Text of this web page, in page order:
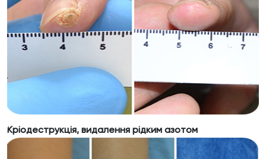
Кріодеструкція, видалення рідким азотом